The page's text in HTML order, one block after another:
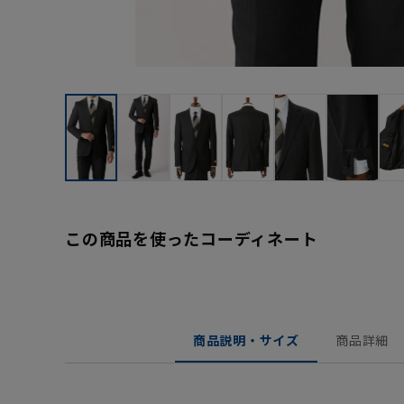
この商品を使ったコーディネート
商品説明・サイズ 商品詳細